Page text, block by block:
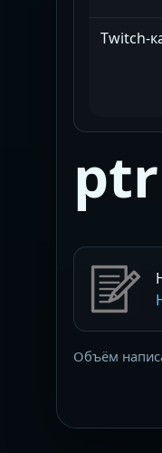
Twitch-
ptr
Объём